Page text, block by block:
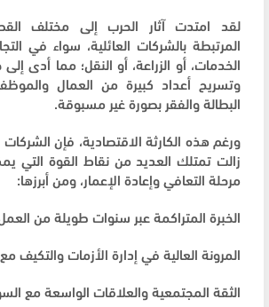
لقد امتدت آثار الحرب إلى مختلف
المرتبطة بالشركات العائلية، سواء في
الخدمات، أو الزراعة، أو النقل؛ مما أدى إلى
وتسريح أعداد كبيرة من العمال
البطالة والفقر بصورة غير مسبوقة.
ورغم هذه الكارثة الاقتصادية، فإن الشركات
زالت تمتلك العديد من نقاط القوة التي
مرحلة التعافي وإعادة الإعمار، ومن أبرزها:
الخبرة المتراكمة عبر سنوات طويلة من
المرونة العالية في إدارة الأزمات والتكيف
الثقة المجتمعية والعلاقات الواسعة مع